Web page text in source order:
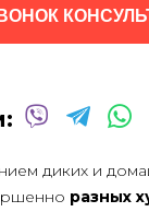
диких и
разных